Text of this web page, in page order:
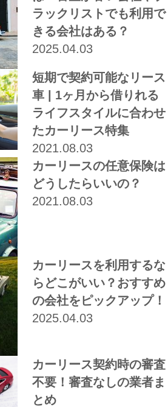
ラックリストでも利用で
きる会社はある？
2025.04.03
短期で契約可能なリース
車 | 1ヶ月から借りれる
ライフスタイルに合わせ
たカーリース特集
2021.08.03
カーリースの任意保険は
どうしたらいいの？
2021.08.03
カーリースを利用するな
らどこがいい？おすすめ
の会社をピックアップ！
2025.04.03
カーリース契約時の審査
不要！審査なしの業者ま
とめ